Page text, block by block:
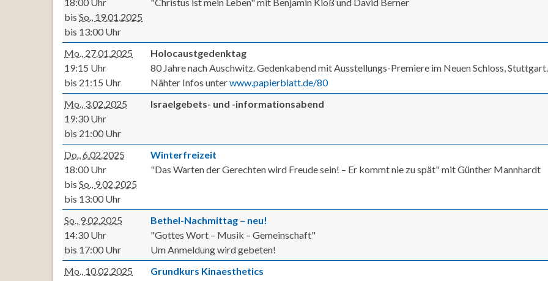
bis So., 19.01.2025
bis 13:00 Uhr
Mo., 27.01.2025
19:15 Uhr
bis 21:15 Uhr
Holocaustgedenktag
80 Jahre nach Auschwitz. Gedenkabend mit Ausstellungs-Premiere im Neuen Schloss, Stuttgart.
Nähter Infos unterwww.papierblatt.de/80
Mo., 3.02.2025
19:30 Uhr
bis 21:00 Uhr
Israelgebets- und -informationsabend
Do., 6.02.2025
18:00 Uhr
bis So., 9.02.2025
bis 13:00 Uhr
Winterfreizeit
"Das Warten der Gerechten wird Freude sein! – Er kommt nie zu spät" mit Günther Mannhardt
So., 9.02.2025
14:30 Uhr
bis 17:00 Uhr
Bethel-Nachmittag – neu!
"Gottes Wort – Musik – Gemeinschaft"
Um Anmeldung wird gebeten!
Mo., 10.02.2025
Grundkurs Kinaesthetics